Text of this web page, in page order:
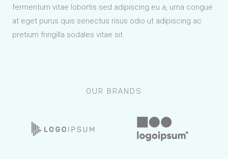
fermentum vitae lobortis sed adipiscing eu a, urna congue
at eget purus quis senectus risus odio ut adipiscing ac
pretium fringilla sodales vitae sit.
OUR BRANDS